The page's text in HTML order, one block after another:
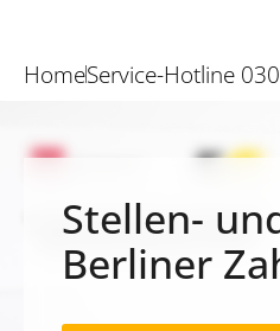
HomeService-Hotline
Stellen-
Berliner